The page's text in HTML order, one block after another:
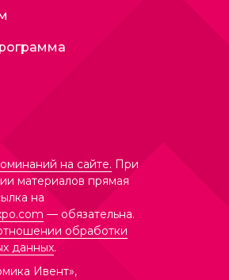
на сайте. При
материалов прямая
на
— обязательна.
обработки
данных.
Ивент»,